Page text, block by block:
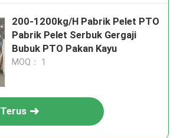
200-1200kg/H Pabrik Pelet PTO
Pabrik Pelet Serbuk Gergaji
Bubuk PTO Pakan Kayu
MOQ： 1
Terus